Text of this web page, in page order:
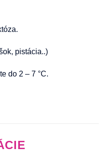
pistácia..)
do 2 – 7 °C.